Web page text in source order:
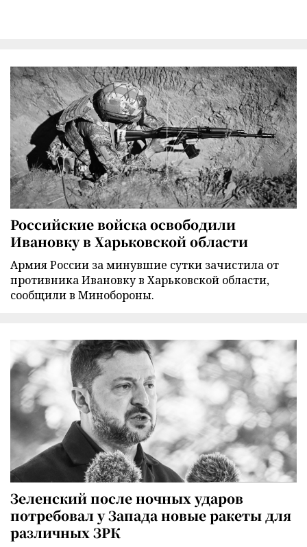
Российские войска освободили
Ивановку в Харьковской области
Армия России за минувшие сутки зачистила от
противника Ивановку в Харьковской области,
сообщили в Минобороны.
Зеленский после ночных ударов
потребовал у Запада новые ракеты для
различных ЗРК